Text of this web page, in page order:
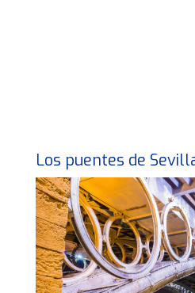
Los puentes de